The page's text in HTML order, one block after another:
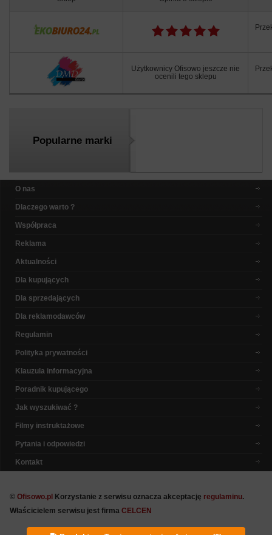
Użytkownicy Ofisowo jeszcze nie
ocenili tego sklepu
Popularne marki
O nas
Dlaczego warto ?
Współpraca
Reklama
Aktualności
Dla kupujących
Dla sprzedających
Dla reklamodawców
Regulamin
Polityka prywatności
Klauzula informacyjna
Poradnik kupującego
Jak wyszukiwać ?
Filmy instruktażowe
Pytania i odpowiedzi
Kontakt
© Ofisowo.pl Korzystanie z serwisu oznacza akceptację regulaminu.
Właścicielem serwisu jest firma CELCEN